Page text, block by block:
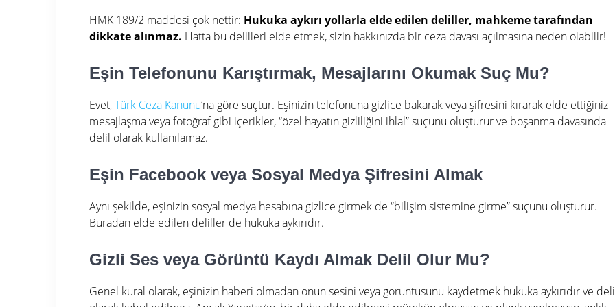
HMK 189/2 maddesi çok nettir: Hukuka aykırı yollarla elde edilen deliller, mahkeme tarafından
dikkate alınmaz. Hatta bu delilleri elde etmek, sizin hakkınızda bir ceza davası açılmasına neden olabilir!
Eşin Telefonunu Karıştırmak, Mesajlarını Okumak Suç Mu?
Evet,Türk Ceza Kanunu‘na göre suçtur. Eşinizin telefonuna gizlice bakarak veya şifresini kırarak elde ettiğiniz
mesajlaşma veya fotoğraf gibi içerikler, “özel hayatın gizliliğini ihlal” suçunu oluşturur ve boşanma davasında
delil olarak kullanılamaz.
Eşin Facebook veya Sosyal Medya Şifresini Almak
Aynı şekilde, eşinizin sosyal medya hesabına gizlice girmek de “bilişim sistemine girme” suçunu oluşturur.
Buradan elde edilen deliller de hukuka aykırıdır.
Gizli Ses veya Görüntü Kaydı Almak Delil Olur Mu?
Genel kural olarak, eşinizin haberi olmadan onun sesini veya görüntüsünü kaydetmek hukuka aykırıdır ve